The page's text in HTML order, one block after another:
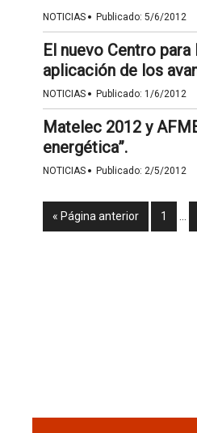
NOTICIAS · Publicado: 5/6/2012
El nuevo Centro
aplicación de los
NOTICIAS · Publicado: 1/6/2012
Matelec 2012 y
energética”.
NOTICIAS · Publicado: 2/5/2012
« Página anterior 1